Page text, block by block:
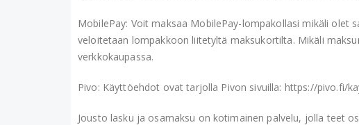
MobilePay: Voit maksaa MobilePay-lompakollasi mikäli olet
veloitetaan lompakkoon liitetyltä maksukortilta. Mikäli
verkkokaupassa.
Pivo: Käyttöehdot ovat tarjolla Pivon sivuilla: https://pivo.fi/
Jousto lasku ja osamaksu on kotimainen palvelu, jolla teet